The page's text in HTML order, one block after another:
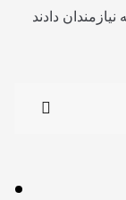
دادند